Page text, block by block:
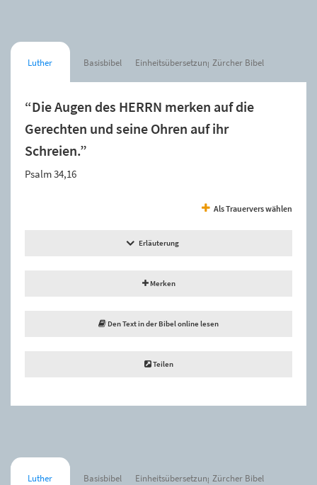
Luther Basisbibel Einheitsübersetzung Zürcher Bibel
“Die Augen des HERRN merken auf die
Gerechten und seine Ohren auf ihr
Schreien.”
Psalm 34,16
Als Trauervers wählen
Erläuterung
Merken
Den Text in der Bibel online lesen
Teilen
Luther Basisbibel Einheitsübersetzung Zürcher Bibel